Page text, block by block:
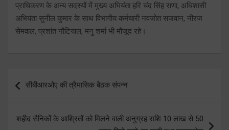
प्राधिकरण के अन्य सदस्यों में मुख्य अभियंता हरि चंद सिंह राणा, अधिशासी
अभियंता सुनील कुमार के साथ विभागीय कर्मचारी नवजोत सजवान, नीरज
सेमवाल, प्रशांत नौटियाल, मनु शर्मा भी मौजूद रहे।
navigation
सीबीआरओए की त्रैमासिक बैठक संपन्न
शहीद सैनिकों के आश्रितों को मिलने वाली अनुग्रह राशि 10 लाख से 50